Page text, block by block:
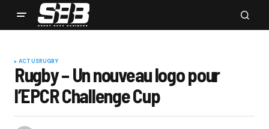
ACTUSRUGBY
Rugby – Un nouveau logo pour
l’EPCR Challenge Cup